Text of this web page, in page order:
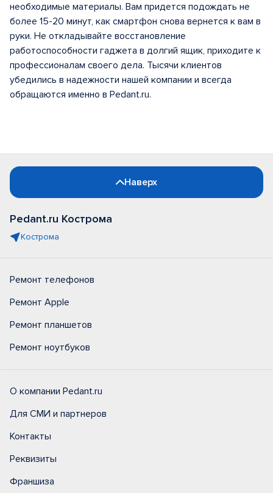
необходимые материалы. Вам придется подождать не
более 15-20 минут, как смартфон снова вернется к вам в
руки. Не откладывайте восстановление
работоспособности гаджета в долгий ящик, приходите к
профессионалам своего дела. Тысячи клиентов
убедились в надежности нашей компании и всегда
обращаются именно в Pedant.ru.
Наверх
Pedant.ru Кострома
Кострома
Ремонт телефонов
Ремонт Apple
Ремонт планшетов
Ремонт ноутбуков
О компании Pedant.ru
Для СМИ и партнеров
Контакты
Реквизиты
Франшиза